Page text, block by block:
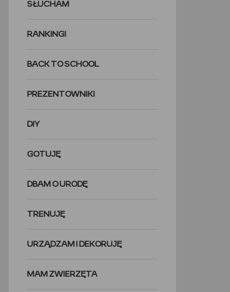
SŁUCHAM
RANKINGI
BACK TO SCHOOL
PREZENTOWNIKI
DIY
GOTUJĘ
DBAM O URODĘ
TRENUJĘ
URZĄDZAM I DEKORUJĘ
MAM ZWIERZĘTA